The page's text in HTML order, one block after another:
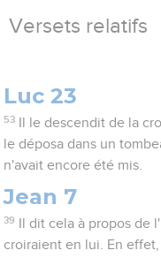
Versets relatifs
Luc 23
53
Il le descendit de la
le déposa dans un
n'avait encore été mis.
Jean 7
39
Il dit cela à propos de
croiraient en lui. En